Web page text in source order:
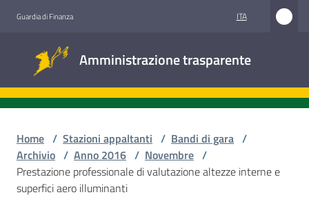
Guardia di Finanza ITA
Amministrazione trasparente
trasparente
Accesso
civico
Home / Stazioni appaltanti / Bandi di gara /
Archivio / Anno 2016 / Novembre /
Prestazione professionale di valutazione altezze interne e
superfici aero illuminanti